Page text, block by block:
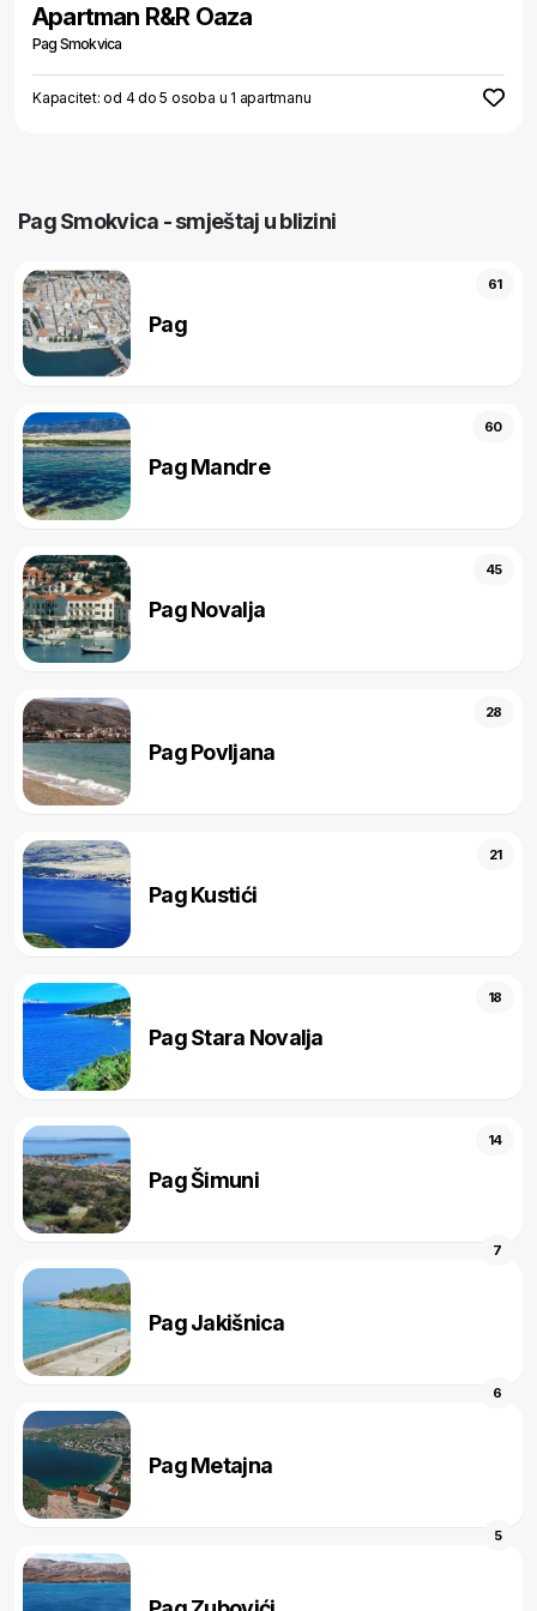
Apartman R&R Oaza
Pag Smokvica
Kapacitet: od 4 do 5 osoba u 1 apartmanu
Pag Smokvica - smještaj u blizini
Pag
61
Pag Mandre
60
Pag Novalja
45
Pag Povljana
28
Pag Kustići
21
Pag Stara Novalja
18
Pag Šimuni
14
Pag Jakišnica
7
Pag Metajna
6
5